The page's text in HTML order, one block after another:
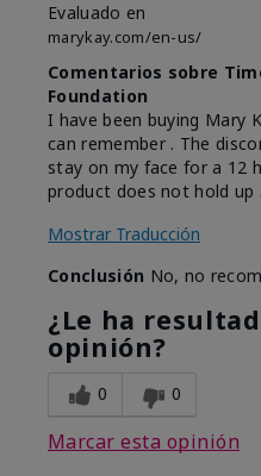
Evaluado en
marykay.com/en-us/
Comentarios sobre
Foundation
I have been buying Mary
can remember . The
stay on my face for a 12
product does not hold
Mostrar Traducción
Conclusión No, no
¿Le ha
opinión?
0 0
Marcar esta opinión